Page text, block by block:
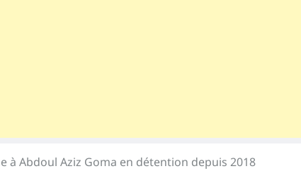
à Abdoul Aziz Goma en détention depuis 2018